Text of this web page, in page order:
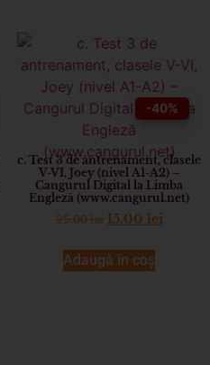
-40%
c. Test 3 de antrenament, clasele
V-VI, Joey (nivel A1-A2) –
Cangurul Digital la Limba
Engleză (www.cangurul.net)
25.00lei 15.00 lei
Adaugă în coș